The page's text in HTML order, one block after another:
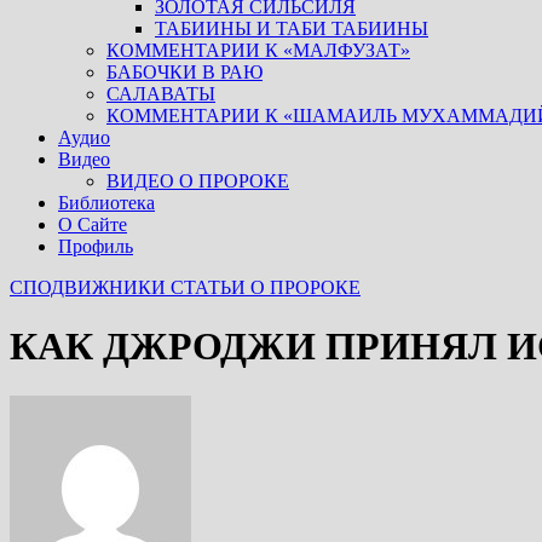
ЗОЛОТАЯ СИЛЬСИЛЯ
ТАБИИНЫ И ТАБИ ТАБИИНЫ
КОММЕНТАРИИ К «МАЛФУЗАТ»
БАБОЧКИ В РАЮ
САЛАВАТЫ
КОММЕНТАРИИ К «ШАМАИЛЬ
Аудио
Видео
ВИДЕО О ПРОРОКЕ
Библиотека
О Сайте
Профиль
СПОДВИЖНИКИ СТАТЬИ О ПРОРОКЕ
КАК ДЖРОДЖИ ПРИНЯЛ